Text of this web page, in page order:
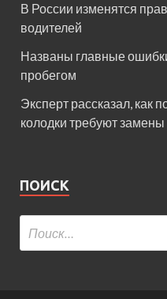
В России изменятся
водителей
Названы главные
пробегом
Эксперт рассказал, как
колодки требуют замены
ПОИСК